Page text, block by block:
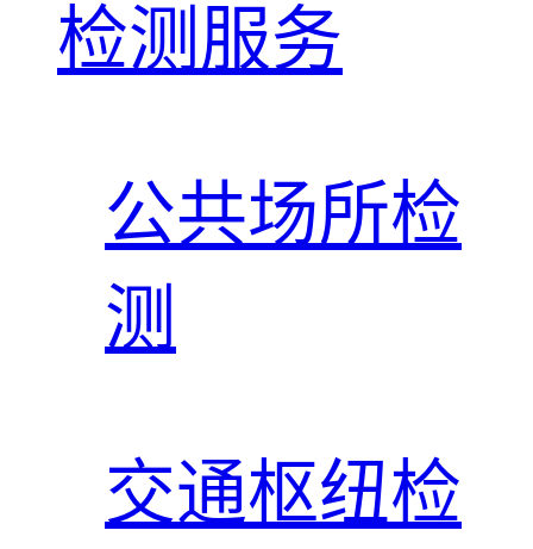
检测服务
公共场所检
测
交通枢纽检